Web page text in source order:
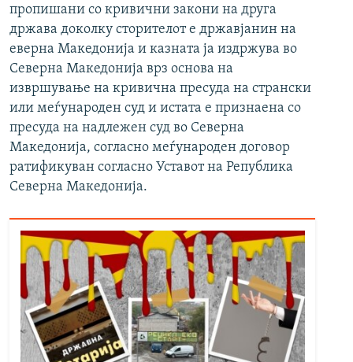
пропишани со кривични закони на друга
држава доколку сторителот е државјанин на
еверна Македонија и казната ја издржува во
Северна Македонија врз основа на
извршување на кривична пресуда на странски
или меѓународен суд и истата е признаена со
пресуда на надлежен суд во Северна
Македонија, согласно меѓународен договор
ратификуван согласно Уставот на Република
Северна Македонија.